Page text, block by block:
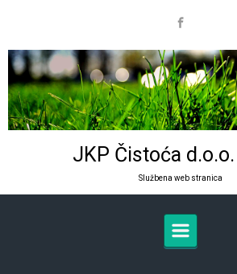
JKP Čistoća
Službena web stranica